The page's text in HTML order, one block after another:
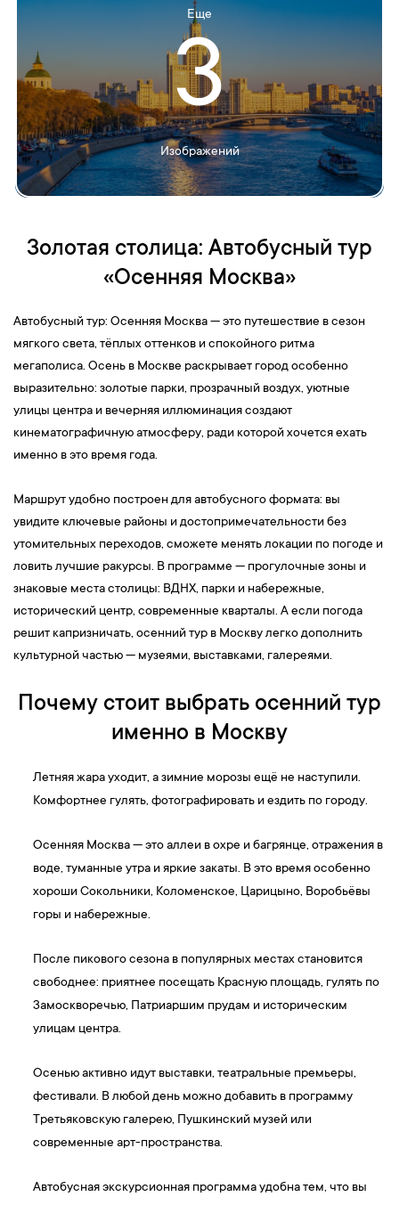
Еще
3
Изображений
Золотая столица: Автобусный тур
«Осенняя Москва»
Автобусный тур: Осенняя Москва — это путешествие в сезон
мягкого света, тёплых оттенков и спокойного ритма
мегаполиса. Осень в Москве раскрывает город особенно
выразительно: золотые парки, прозрачный воздух, уютные
улицы центра и вечерняя иллюминация создают
кинематографичную атмосферу, ради которой хочется ехать
именно в это время года.
Маршрут удобно построен для автобусного формата: вы
увидите ключевые районы и достопримечательности без
утомительных переходов, сможете менять локации по погоде и
ловить лучшие ракурсы. В программе — прогулочные зоны и
знаковые места столицы: ВДНХ, парки и набережные,
исторический центр, современные кварталы. А если погода
решит капризничать, осенний тур в Москву легко дополнить
культурной частью — музеями, выставками, галереями.
Почему стоит выбрать осенний тур
именно в Москву
Летняя жара уходит, а зимние морозы ещё не наступили.
Комфортнее гулять, фотографировать и ездить по городу.
Осенняя Москва — это аллеи в охре и багрянце, отражения в
воде, туманные утра и яркие закаты. В это время особенно
хороши Сокольники, Коломенское, Царицыно, Воробьёвы
горы и набережные.
После пикового сезона в популярных местах становится
свободнее: приятнее посещать Красную площадь, гулять по
Замоскворечью, Патриаршим прудам и историческим
улицам центра.
Осенью активно идут выставки, театральные премьеры,
фестивали. В любой день можно добавить в программу
Третьяковскую галерею, Пушкинский музей или
современные арт-пространства.
Автобусная экскурсионная программа удобна тем, что вы